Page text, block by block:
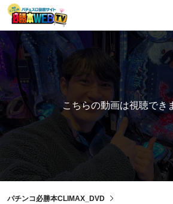
こちらの動画は視聴でき
パチンコ必勝本CLIMAX_DVD